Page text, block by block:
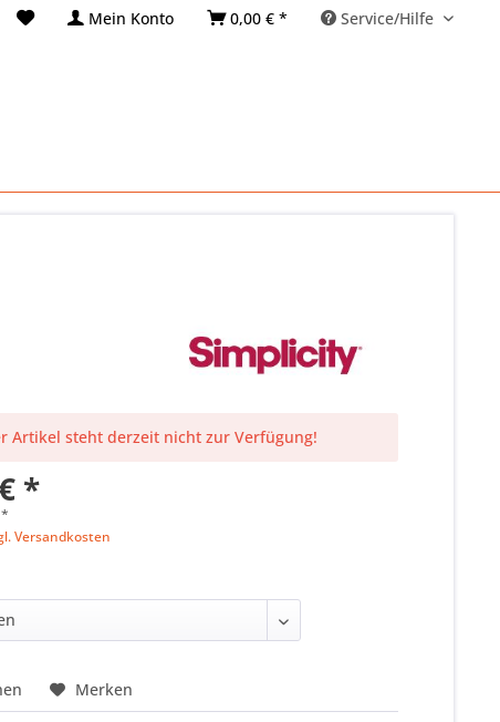
Mein Konto 0,00 € * Service/Hilfe
Artikel steht derzeit nicht zur Verfügung!
*
*
Versandkosten
Merken